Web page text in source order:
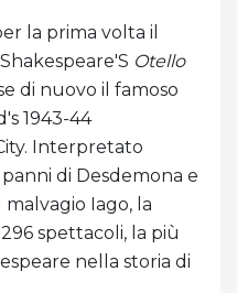
la prima volta il
Otello
di nuovo il famoso
1943-44
Interpretato
di Desdemona e
Iago, la
spettacoli, la più
nella storia di